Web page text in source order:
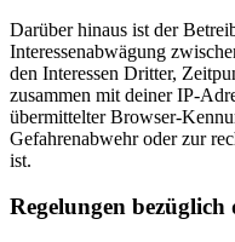
Darüber hinaus ist der
Interessenabwägung
den Interessen Dritter,
zusammen mit deiner IP-
übermittelter Browser-
Gefahrenabwehr oder zur
ist.
Regelungen